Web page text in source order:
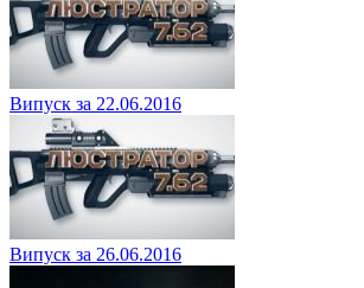
Випуск за 22.06.2016
Випуск за 26.06.2016